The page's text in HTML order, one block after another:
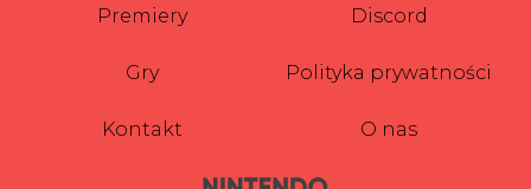
Premiery
Gry
Kontakt
Discord
Polityka prywatności
O nas